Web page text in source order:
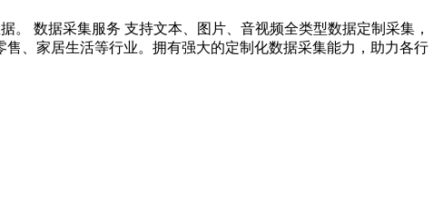
数据采集服务 支持文本、图片、音视频全类型数据定制采集，
、家居生活等行业。拥有强大的定制化数据采集能力，助力各行